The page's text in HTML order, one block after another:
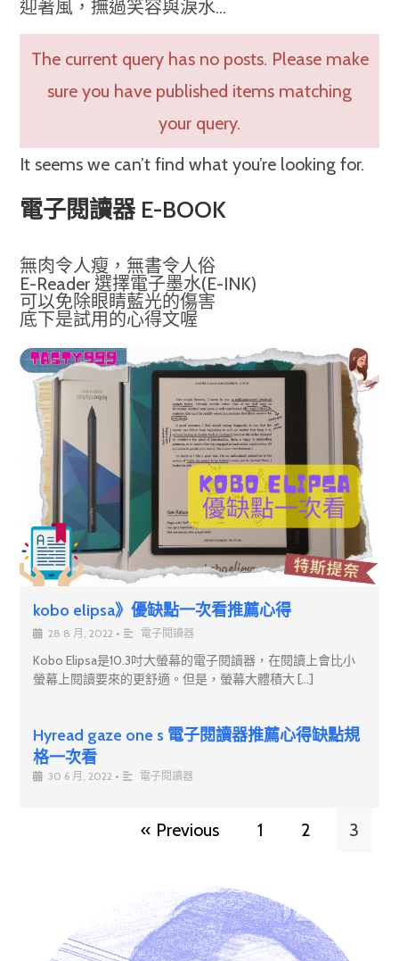
迎著風，撫過笑容與淚水...
The current query has no posts. Please make
sure you have published items matching
your query.
It seems we can’t find what you’re looking for.
電子閱讀器 E-BOOK
無肉令人瘦，無書令人俗
E-Reader 選擇電子墨水(E-INK)
可以免除眼睛藍光的傷害
底下是試用的心得文喔
kobo elipsa》優缺點一次看推薦心得
28 8 月, 2022 • 電子閱讀器
Kobo Elipsa是10.3吋大螢幕的電子閱讀器，在閱讀上會比小
螢幕上閱讀要來的更舒適。但是，螢幕大體積大 […]
Hyread gaze one s 電子閱讀器推薦心得缺點規
格一次看
30 6 月, 2022 • 電子閱讀器
« Previous 1 2 3